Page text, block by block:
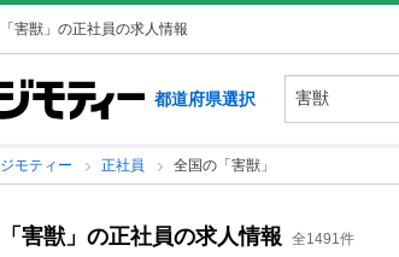
「害獣」の正社員の求人情報
都道府県選択
ジモティー 正社員 全国の「害獣」
「害獣」の正社員の求人情報 全1491件